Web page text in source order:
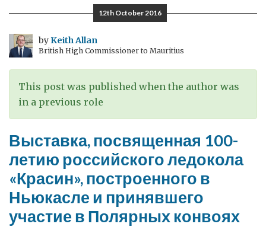
памятные
мероприятия
в
честь
75-
ой
годовщины
12th October 2016
byKeith Allan
British High Commissioner to Mauritius
This post was published when the author was
in a previous role
Выставка, посвященная 100-
летию российского ледокола
«Красин», построенного в
Ньюкасле и принявшего
участие в Полярных конвоях